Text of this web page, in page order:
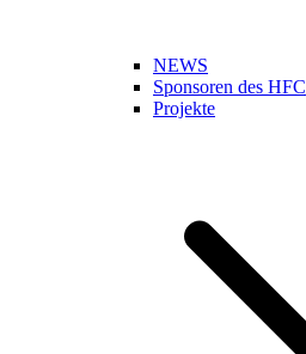
NEWS
Sponsoren des HFC
Projekte